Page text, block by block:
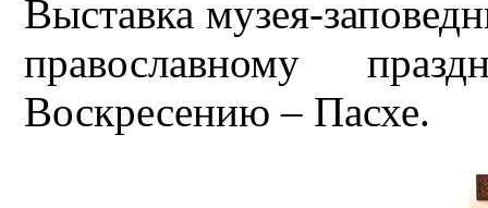
Выставка музея-
православному
Воскресению – Пасхе.